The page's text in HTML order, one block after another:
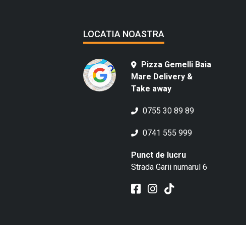
LOCATIA NOASTRA
Pizza Gemelli Baia
Mare Delivery &
Take away
0755 30 89 89
0741 555 999
Punct de lucru
Strada Garii numarul 6